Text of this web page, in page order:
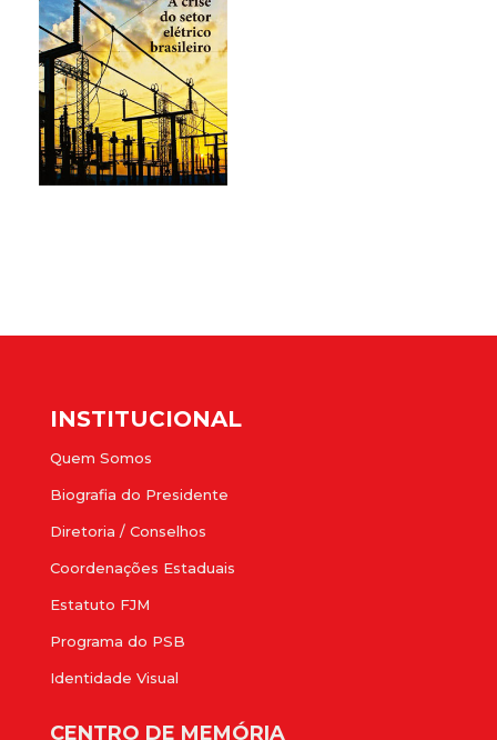
INSTITUCIONAL
Quem Somos
Biografia do Presidente
Diretoria / Conselhos
Coordenações Estaduais
Estatuto FJM
Programa do PSB
Identidade Visual
CENTRO DE MEMÓRIA